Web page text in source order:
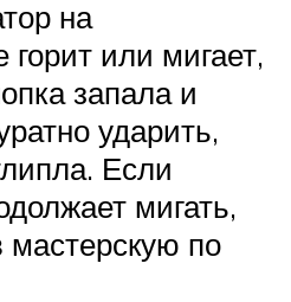
на
горит или мигает,
запала и
ударить,
Если
мигать,
мастерскую по